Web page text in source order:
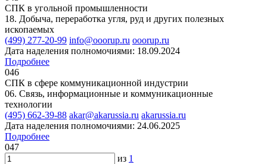
СПК в угольной промышленности
18. Добыча, переработка угля, руд и других полезных
ископаемых
(499) 277-20-99 info@ooorup.ru ooorup.ru
Дата наделения полномочиями: 18.09.2024
Подробнее
046
СПК в сфере коммуникационной индустрии
06. Связь, информационные и коммуникационные
технологии
(495) 662-39-88 akar@akarussia.ru akarussia.ru
Дата наделения полномочиями: 24.06.2025
Подробнее
047
из 1